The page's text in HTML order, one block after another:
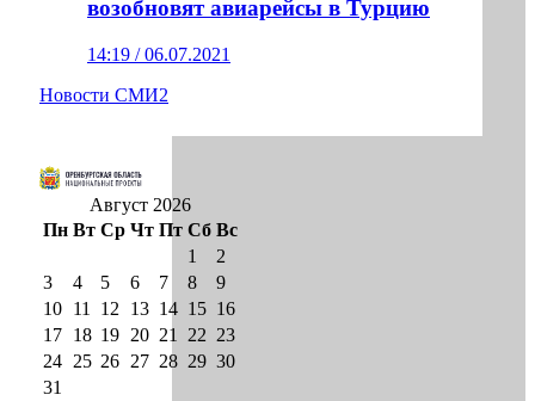
возобновят авиарейсы в Турцию
14:19 / 06.07.2021
Новости СМИ2
Август 2026
Пн Вт Ср Чт Пт Сб Вс
1
2
3
4 5 6 7 8
9
10 11 12 13 14 15 16
17 18 19 20 21 22 23
24 25 26 27 28 29 30
31